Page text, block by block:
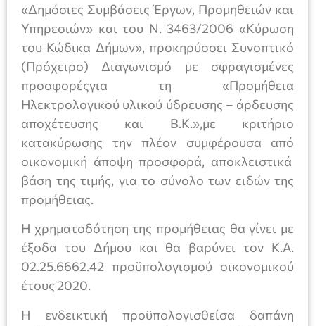
«Δημόσιες Συμβάσεις Έργων, Προμηθειών και
Υπηρεσιών» και του Ν. 3463/2006 «Κύρωση
του Κώδικα Δήμων», προκηρύσσει Συνοπτικό
(Πρόχειρο) Διαγωνισμό με σφραγισμένες
προσφορέςγια τη «Προμήθεια
Ηλεκτρολογικού υλικού ύδρευσης – άρδευσης
αποχέτευσης και Β.Κ.»,με κριτήριο
κατακύρωσης την πλέον συμφέρουσα από
οικονομική άποψη προσφορά, αποκλειστικά
βάση της τιμής, για το σύνολο των ειδών της
προμήθειας.
Η χρηματοδότηση της προμήθειας θα γίνει με
έξοδα του Δήμου και θα βαρύνει τον Κ.Α.
02.25.6662.42 προϋπολογισμού οικονομικού
έτους 2020.
Η ενδεικτική προϋπολογισθείσα δαπάνη